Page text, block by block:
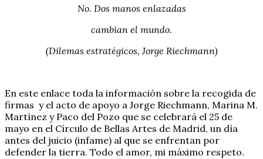
No. Dos manos enlazadas
cambian el mundo.
(Dilemas estratégicos, Jorge Riechmann)
En este enlace toda la información sobre la recogida de
firmas y el acto de apoyo a Jorge Riechmann, Marina M.
Martínez y Paco del Pozo que se celebrará el 25 de
mayo en el Círculo de Bellas Artes de Madrid, un día
antes del juicio (infame) al que se enfrentan por
defender la tierra. Todo el amor, mi máximo respeto.